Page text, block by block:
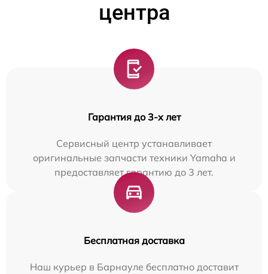
центра
Гарантия до 3-х лет
Сервисный центр устанавливает
оригинальные запчасти техники Yamaha и
предоставляет гарантию до 3 лет.
Бесплатная доставка
Наш курьер в Барнауле бесплатно доставит